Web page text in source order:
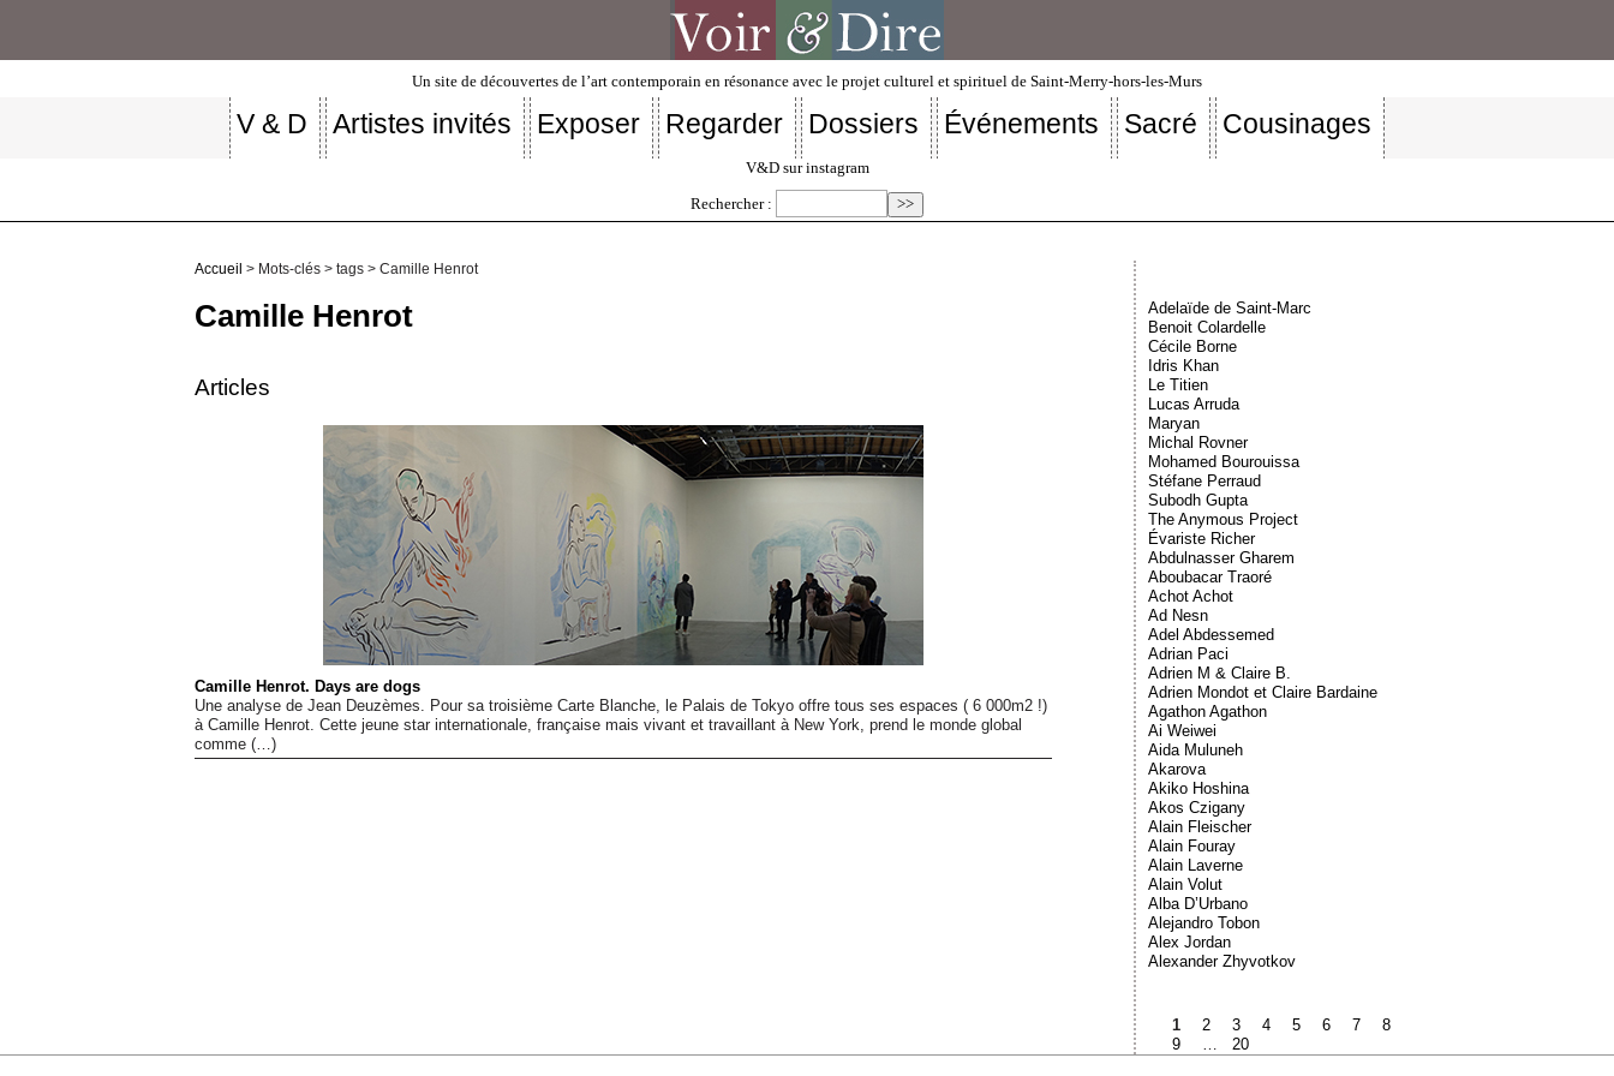
Un site de découvertes de l’art contemporain en résonance avec le projet culturel et spirituel de Saint-Merry-hors-les-Murs
V & D Artistes invités Exposer Regarder Dossiers Événements Sacré Cousinages
V&D sur instagram
Rechercher :
Accueil > Mots-clés > tags > Camille Henrot
Camille Henrot
Articles
Camille Henrot. Days are dogs
Une analyse de Jean Deuzèmes. Pour sa troisième Carte Blanche, le Palais de Tokyo offre tous ses espaces ( 6 000m2 !)
à Camille Henrot. Cette jeune star internationale, française mais vivant et travaillant à New York, prend le monde global
comme (…)
Adelaïde de Saint-Marc
Benoit Colardelle
Cécile Borne
Idris Khan
Le Titien
Lucas Arruda
Maryan
Michal Rovner
Mohamed Bourouissa
Stéfane Perraud
Subodh Gupta
The Anymous Project
Évariste Richer
Abdulnasser Gharem
Aboubacar Traoré
Achot Achot
Ad Nesn
Adel Abdessemed
Adrian Paci
Adrien M & Claire B.
Adrien Mondot et Claire Bardaine
Agathon Agathon
Ai Weiwei
Aida Muluneh
Akarova
Akiko Hoshina
Akos Czigany
Alain Fleischer
Alain Fouray
Alain Laverne
Alain Volut
Alba D’Urbano
Alejandro Tobon
Alex Jordan
Alexander Zhyvotkov
1 2 3 4 5 6 7
8
9
20